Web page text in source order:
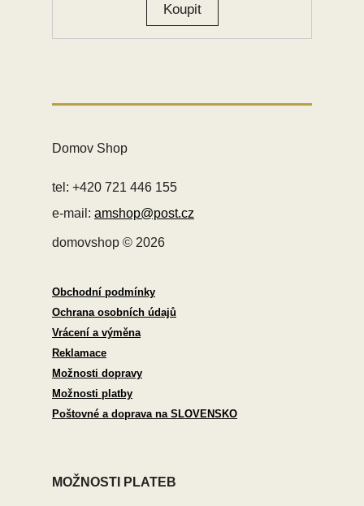
Domov Shop
tel: +420 721 446 155
e-mail: amshop@post.cz
domovshop © 2026
Obchodní podmínky
Ochrana osobních údajů
Vrácení a výměna
Reklamace
Možnosti dopravy
Možnosti platby
Poštovné a doprava na SLOVENSKO
MOŽNOSTI PLATEB